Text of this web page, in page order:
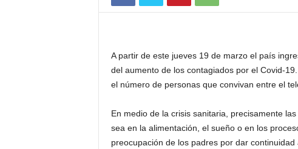
A partir de este jueves 19 de marzo el país
del aumento de los contagiados por el Covid-
el número de personas que convivan entre el
En medio de la crisis sanitaria, precisamente
sea en la alimentación, el sueño o en los
preocupación de los padres por dar continuidad